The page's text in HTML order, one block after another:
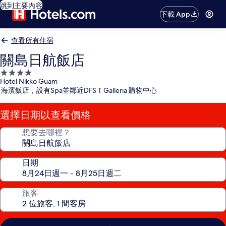
跳到主要內容
下載 App
查看所有住宿
關島日航飯店
4.0
星
級
住
宿
Hotel Nikko Guam
海濱飯店，設有Spa並鄰近DFS T Galleria 購物中心
選擇日期以查看價格
想要去哪裡？
日期
旅客